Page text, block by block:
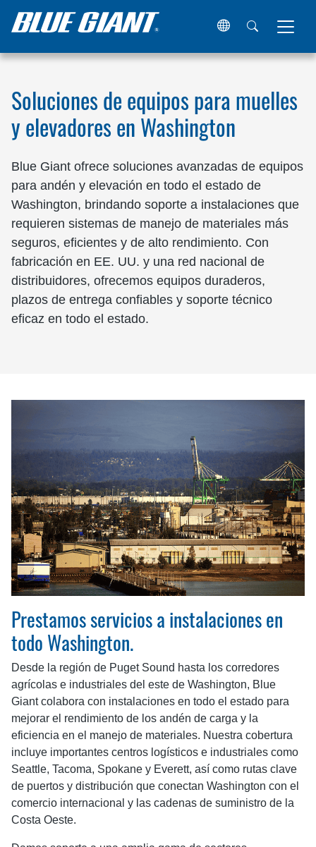
Hogar Ubicaciones Estados Unidos Washington
Soluciones de equipos para muelles
y elevadores en Washington
Blue Giant ofrece soluciones avanzadas de equipos
para andén y elevación en todo el estado de
Washington, brindando soporte a instalaciones que
requieren sistemas de manejo de materiales más
seguros, eficientes y de alto rendimiento. Con
fabricación en EE. UU. y una red nacional de
distribuidores, ofrecemos equipos duraderos,
plazos de entrega confiables y soporte técnico
eficaz en todo el estado.
Prestamos servicios a instalaciones en
todo Washington.
Desde la región de Puget Sound hasta los corredores
agrícolas e industriales del este de Washington, Blue
Giant colabora con instalaciones en todo el estado para
mejorar el rendimiento de los andén de carga y la
eficiencia en el manejo de materiales. Nuestra cobertura
incluye importantes centros logísticos e industriales como
Seattle, Tacoma, Spokane y Everett, así como rutas clave
de puertos y distribución que conectan Washington con el
comercio internacional y las cadenas de suministro de la
Costa Oeste.